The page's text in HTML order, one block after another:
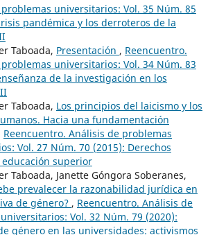
universitarios: Vol. 35 Núm. 85
pandémica y los derroteros de la
Taboada, Presentación , Reencuentro.
universitarios: Vol. 34 Núm. 83
de la investigación en los
Taboada, Los principios del laicismo y los
Hacia una fundamentación
Reencuentro. Análisis de problemas
Vol. 27 Núm. 70 (2015): Derechos
superior
Taboada, Janette Góngora Soberanes,
prevalecer la razonabilidad jurídica en
de género? , Reencuentro. Análisis de
Vol. 32 Núm. 79 (2020):
género en las universidades: activismos